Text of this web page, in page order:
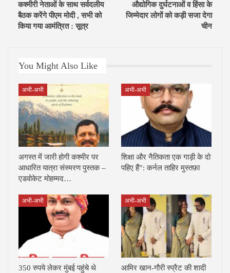
कश्मीरी नेताओं के साथ सर्वदलीय
बैठक करेंगे पीएम मोदी , सभी को
किया गया आमंत्रित : सूत्र
औद्योगिक दुर्घटनाओं व हिंसा के
जिम्मेदार लोगों को कड़ी सजा देगा
चीन
You Might Also Like
अभी-अभी
अगस्त में जारी होगी कश्मीर पर
आधारित यात्रा संस्मरण पुस्तक –
एडवोकेट मोहम्मद…
अभी-अभी
शिक्षा और नैतिकता एक गाड़ी के दो
पहिए हैं”: कर्नल ताहिर मुस्तफ़ा
अभी-अभी
350 रुपये लेकर मुंबई पहुंचे थे
अभी-अभी
आमिर खान-गौरी स्प्रैट की शादी